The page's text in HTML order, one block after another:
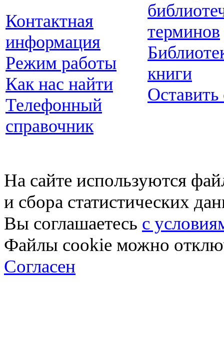
Контактная
информация
Режим работы
Как нас найти
Телефонный
справочник
терминов
книги
Оставить
На сайте используются
и сбора статистических
Вы соглашаетесь с
Файлы cookie можно
Согласен